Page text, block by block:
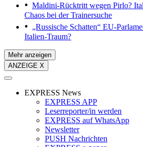
Maldini-Rücktritt wegen Pirlo?
Chaos bei der Trainersuche
„Russische Schatten“ EU-
Italien-Traum?
Mehr anzeigen
ANZEIGE X
EXPRESS News
EXPRESS APP
Leserreporter/in werden
EXPRESS auf WhatsApp
Newsletter
PUSH Nachrichten